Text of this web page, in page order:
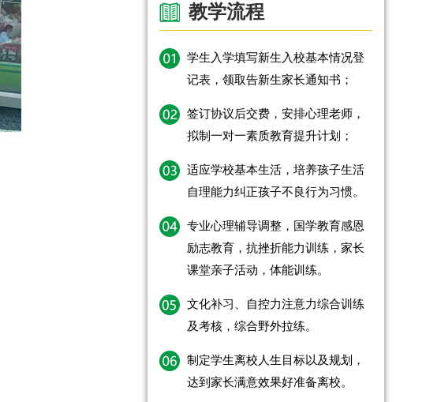
教学流程
学生入学填写新生入校基本情况登
记表，领取告新生家长通知书；
签订协议后交费，安排心理老师，
拟制一对一素质教育提升计划；
适应学校基本生活，培养孩子生活
自理能力纠正孩子不良行为习惯。
专业心理辅导调整，国学教育感恩
励志教育，抗挫折能力训练，家长
课堂亲子活动，体能训练。
文化补习、自控力注意力综合训练
及考核，综合野外拉练。
制定学生离校人生目标以及规划，
达到家长满意效果好准备离校。